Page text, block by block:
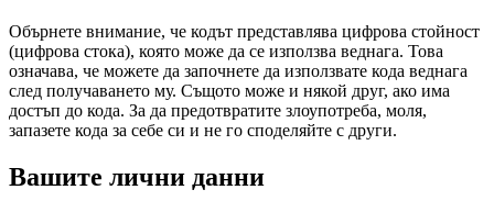
Обърнете внимание, че кодът представлява цифрова стойност
(цифрова стока), която може да се използва веднага. Това
означава, че можете да започнете да използвате кода веднага
след получаването му. Същото може и някой друг, ако има
достъп до кода. За да предотвратите злоупотреба, моля,
запазете кода за себе си и не го споделяйте с други.
Вашите лични данни